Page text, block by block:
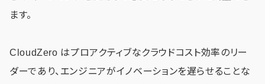
ます。
CloudZero はプロアクティブなクラウドコスト効率のリー
ダーであり、エンジニアがイノベーションを遅らせることな